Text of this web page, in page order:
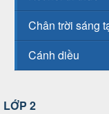
Chân trời sáng
Cánh diều
LỚP 2